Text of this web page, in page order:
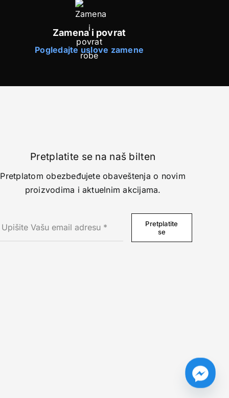
Zamena i povrat
Pogledajte uslove zamene
Pretplatite se na naš bilten
Pretplatom obezbeđujete obaveštenja o novim
proizvodima i aktuelnim akcijama.
Pretplatite
se